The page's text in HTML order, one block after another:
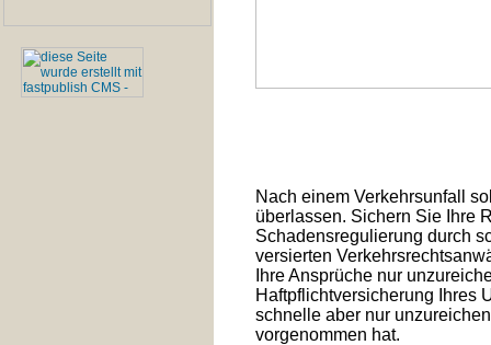
Nach einem Verkehrsunfall
überlassen. Sichern Sie Ihre
Schadensregulierung durch
versierten
Ihre Ansprüche nur
Haftpflichtversicherung Ihres
schnelle aber nur
vorgenommen hat.